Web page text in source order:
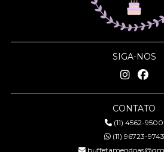
SIGA-NOS
CONTATO
(11) 4562-9500
(11) 96723-9743